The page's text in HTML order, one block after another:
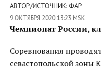
АВТОР/ИСТОЧНИК: ФАР
9 ОКТЯБРЯ 2020 13:23 MSK
Чемпионат России,
Соревнования
севастопольской зоны